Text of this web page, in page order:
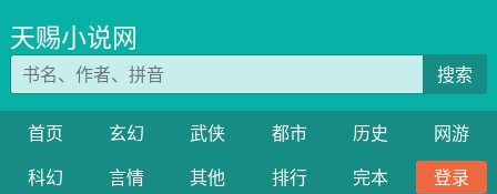
天赐小说网
搜索
首页 玄幻 武侠 都市 历史
网游
科幻
言情 其他 排行 完本
登录